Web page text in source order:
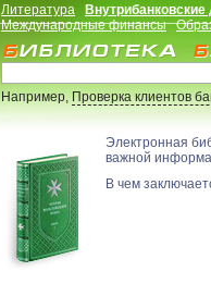
Литература
Международные финансы
Например,Проверка клиентов
Электронная
важной
В чем